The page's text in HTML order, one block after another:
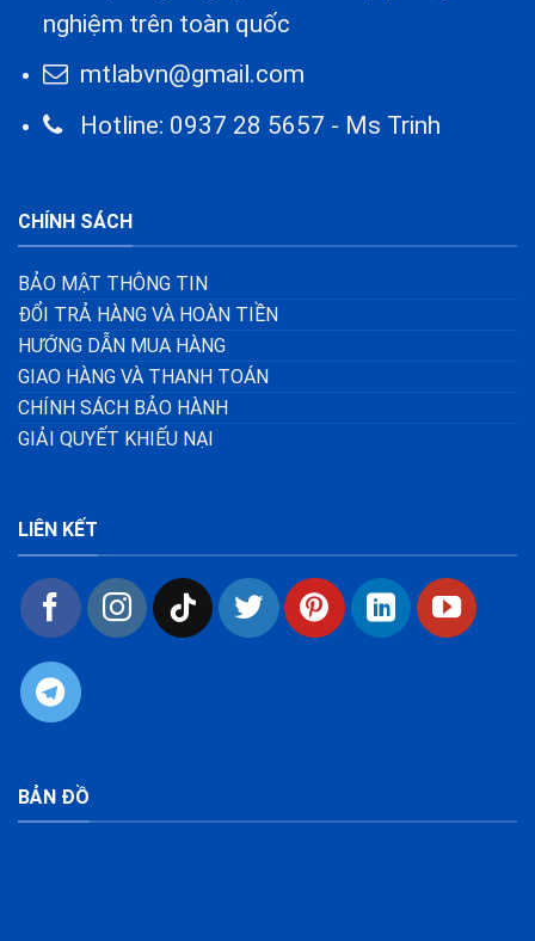
nghiệm trên toàn quốc
mtlabvn@gmail.com
Hotline: 0937 28 5657 - Ms Trinh
CHÍNH SÁCH
BẢO MẬT THÔNG TIN
ĐỔI TRẢ HÀNG VÀ HOÀN TIỀN
HƯỚNG DẪN MUA HÀNG
GIAO HÀNG VÀ THANH TOÁN
CHÍNH SÁCH BẢO HÀNH
GIẢI QUYẾT KHIẾU NẠI
LIÊN KẾT
BẢN ĐỒ